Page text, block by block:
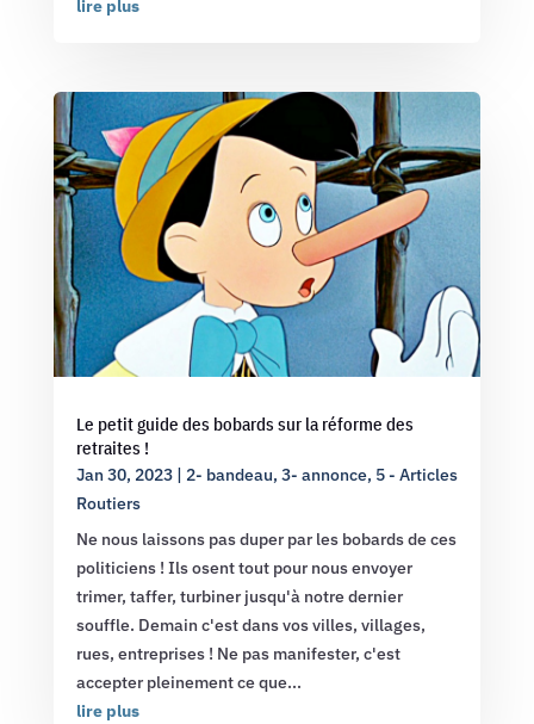
lire plus
Le petit guide des bobards sur la réforme des
retraites !
Jan 30, 2023| 2- bandeau, 3- annonce, 5 - Articles
Routiers
Ne nous laissons pas duper par les bobards de ces
politiciens ! Ils osent tout pour nous envoyer
trimer, taffer, turbiner jusqu'à notre dernier
souffle. Demain c'est dans vos villes, villages,
rues, entreprises ! Ne pas manifester, c'est
accepter pleinement ce que...
lire plus